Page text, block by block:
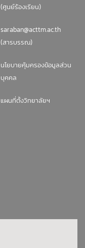
(ศูนย์ร้องเรียน)
saraban@acttm.ac.th
(สารบรรณ)
นโยบายคุ้มครองข้อมูลส่วน
บุคคล
แผนที่ตั้งวิทยาลัยฯ